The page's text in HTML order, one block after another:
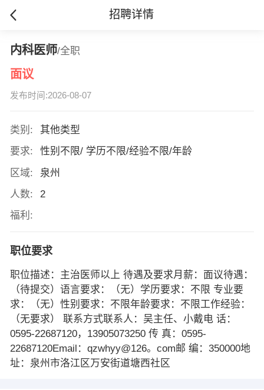
招聘详情
内科医师/全职
面议
发布时间:2026-08-07
类别:
其他类型
要求:
性别不限/ 学历不限/经验不限/年龄
区域:
泉州
人数:
2
福利:
职位要求
职位描述：主治医师以上 待遇及要求月薪：面议待遇：
（待提交）语言要求：（无）学历要求：不限 专业要
求：（无）性别要求：不限年龄要求：不限工作经验：
（无要求） 联系方式联系人：吴主任、小戴电 话：
0595-22687120，13905073250 传 真：0595-
22687120Email：qzwhyy@126。com邮 编：350000地
址：泉州市洛江区万安街道塘西社区